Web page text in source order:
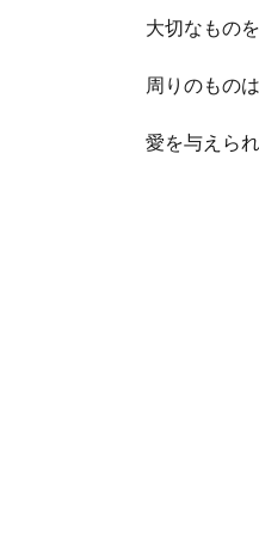
大切なもの
周りのもの
愛を与えら